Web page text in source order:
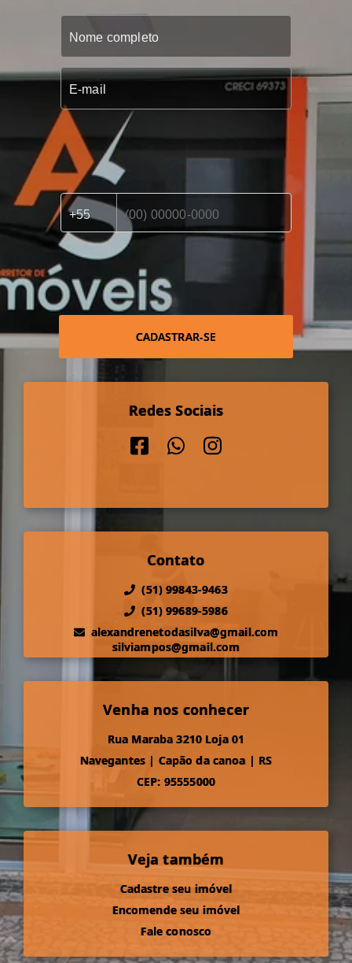
CADASTRAR-SE
Redes Sociais
Contato
(51) 99843-9463
(51) 99689-5986
alexandrenetodasilva@gmail.com
silviampos@gmail.com
Venha nos conhecer
Rua Maraba 3210 Loja 01
Navegantes | Capão da canoa | RS
CEP: 95555000
Veja também
Cadastre seu imóvel
Encomende seu imóvel
Fale conosco